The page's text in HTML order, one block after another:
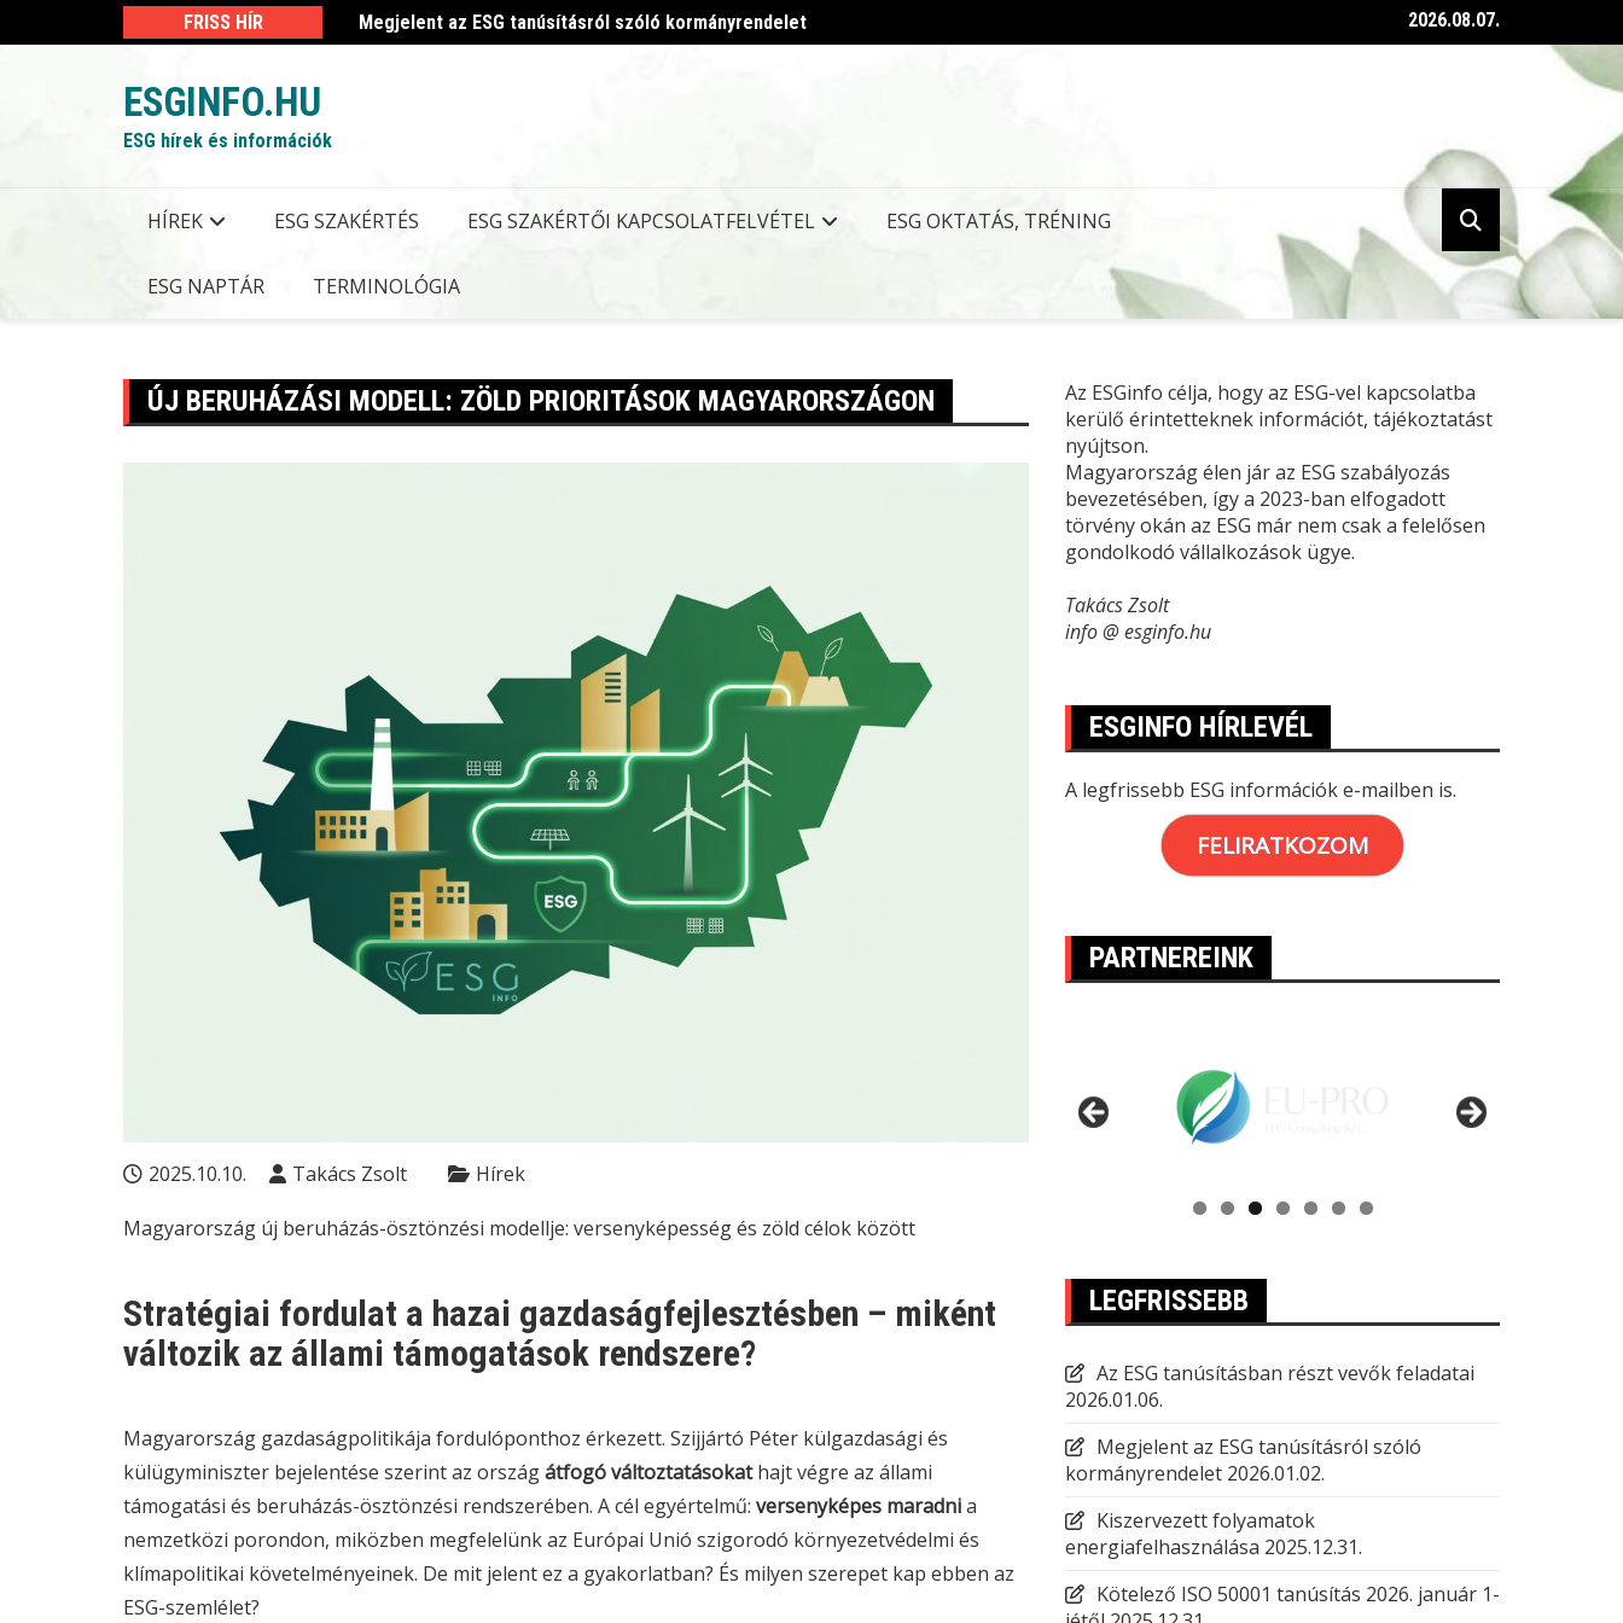
to
FRISS HÍR Megjelent az ESG tanúsításról szóló kormányrendelet Megjelent az ESG tanúsításról szóló kormányrendelet
2026.08.07.
ESGINFO.HU
ESG hírek és információk
HÍREK ESG SZAKÉRTÉS ESG SZAKÉRTŐI KAPCSOLATFELVÉTEL ESG OKTATÁS, TRÉNING
ESG NAPTÁR TERMINOLÓGIA
ÚJ BERUHÁZÁSI MODELL: ZÖLD PRIORITÁSOK MAGYARORSZÁGON
2025.10.10. Takács Zsolt Hírek
Magyarország új beruházás-ösztönzési modellje: versenyképesség és zöld célok között
Stratégiai fordulat a hazai gazdaságfejlesztésben – miként
változik az állami támogatások rendszere?
Magyarország gazdaságpolitikája fordulóponthoz érkezett. Szijjártó Péter külgazdasági és
külügyminiszter bejelentése szerint az országátfogó változtatásokathajt végre az állami
támogatási és beruházás-ösztönzési rendszerében. A cél egyértelmű: versenyképes maradnia
nemzetközi porondon, miközben megfelelünk az Európai Unió szigorodó környezetvédelmi és
klímapolitikai követelményeinek. De mit jelent ez a gyakorlatban? És milyen szerepet kap ebben az
ESG-szemlélet?
Az ESGinfo célja, hogy az ESG-vel kapcsolatba
kerülő érintetteknek információt, tájékoztatást
nyújtson.
Magyarország élen jár az ESG szabályozás
bevezetésében, így a 2023-ban elfogadott
törvény okán az ESG már nem csak a felelősen
gondolkodó vállalkozások ügye.
Takács Zsolt
info @ esginfo.hu
ESGINFO HÍRLEVÉL
A legfrissebb ESG információk e-mailben is.
FELIRATKOZOM
PARTNEREINK
LEGFRISSEBB
Az ESG tanúsításban részt vevők feladatai
2026.01.06.
Megjelent az ESG tanúsításról szóló
kormányrendelet 2026.01.02.
Kiszervezett folyamatok
energiafelhasználása 2025.12.31.
Kötelező ISO 50001 tanúsítás 2026. január 1-